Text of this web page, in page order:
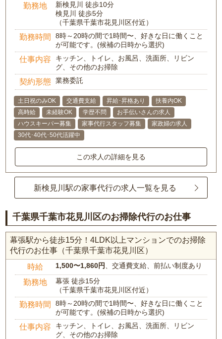
勤務地
新検見川 徒歩10分
検見川 徒歩5分
（千葉県千葉市花見川区付近）
勤務時間
8時～20時の間で1時間〜、好きな日に働くこと
が可能です。(候補の日時から選択)
仕事内容
キッチン、トイレ、お風呂、洗面所、リビン
グ、その他のお掃除
契約形態 業務委託
土日祝のみOK 交通費支給 昇給･昇格あり
扶養内OK
高時給
未経験OK 学歴不問
お手伝いさんの求人
ハウスキーパー募集
家事代行スタッフ募集
家政婦の求人
30代･40代･50代活躍中
この求人の詳細を見る
新検見川駅の家事代行の求人一覧を見る
千葉県千葉市花見川区のお掃除代行のお仕事
幕張駅から徒歩15分！4LDK以上マンションでのお掃除
代行のお仕事（千葉県千葉市花見川区）
時給 1,500〜1,860円 、交通費支給、前払い制度あり
勤務地
幕張 徒歩15分
（千葉県千葉市花見川区付近）
勤務時間
8時～20時の間で1時間〜、好きな日に働くこと
が可能です。(候補の日時から選択)
仕事内容
キッチン、トイレ、お風呂、洗面所、リビン
グ、その他のお掃除